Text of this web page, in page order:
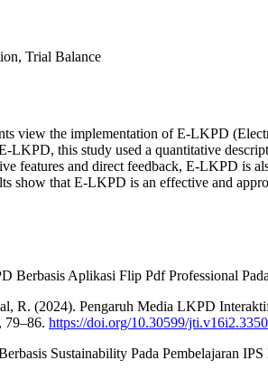
Trial Balance
view the implementation of E-LKPD
LKPD, this study used a quantitative
features and direct feedback, E-LKPD is
show that E-LKPD is an effective and
Berbasis Aplikasi Flip Pdf Professional
(2024). Pengaruh Media LKPD
79–86. https://doi.org/10.30599/jti.v16i2.3350
Sustainability Pada Pembelajaran